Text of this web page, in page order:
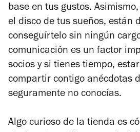
base en tus gustos.
el disco de tus sueños, están
conseguírtelo sin ningún
comunicación es un factor
socios y si tienes tiempo,
compartir contigo anécdotas
seguramente no conocías.
Algo curioso de la tienda es